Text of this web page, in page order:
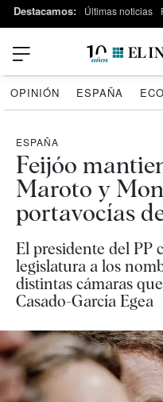
Destacamos: Últimas noticias
OPINIÓN ESPAÑA
ESPAÑA
Feijóo
Maroto y
portavocías
El presidente del PP
legislatura a los
distintas cámaras
Casado-García Egea